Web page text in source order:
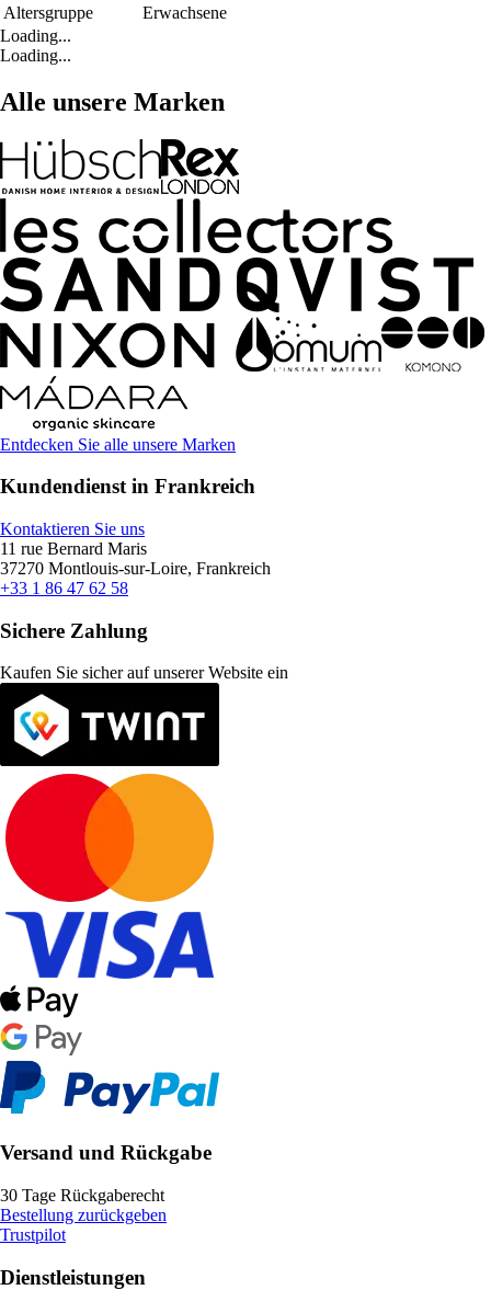
Altersgruppe
Erwachsene
Loading...
Loading...
Alle unsere Marken
Entdecken Sie alle unsere Marken
Kundendienst in Frankreich
Kontaktieren Sie uns
11 rue Bernard Maris
37270 Montlouis-sur-Loire, Frankreich
+33 1 86 47 62 58
Sichere Zahlung
Kaufen Sie sicher auf unserer Website ein
Versand und Rückgabe
30 Tage Rückgaberecht
Bestellung zurückgeben
Trustpilot
Dienstleistungen